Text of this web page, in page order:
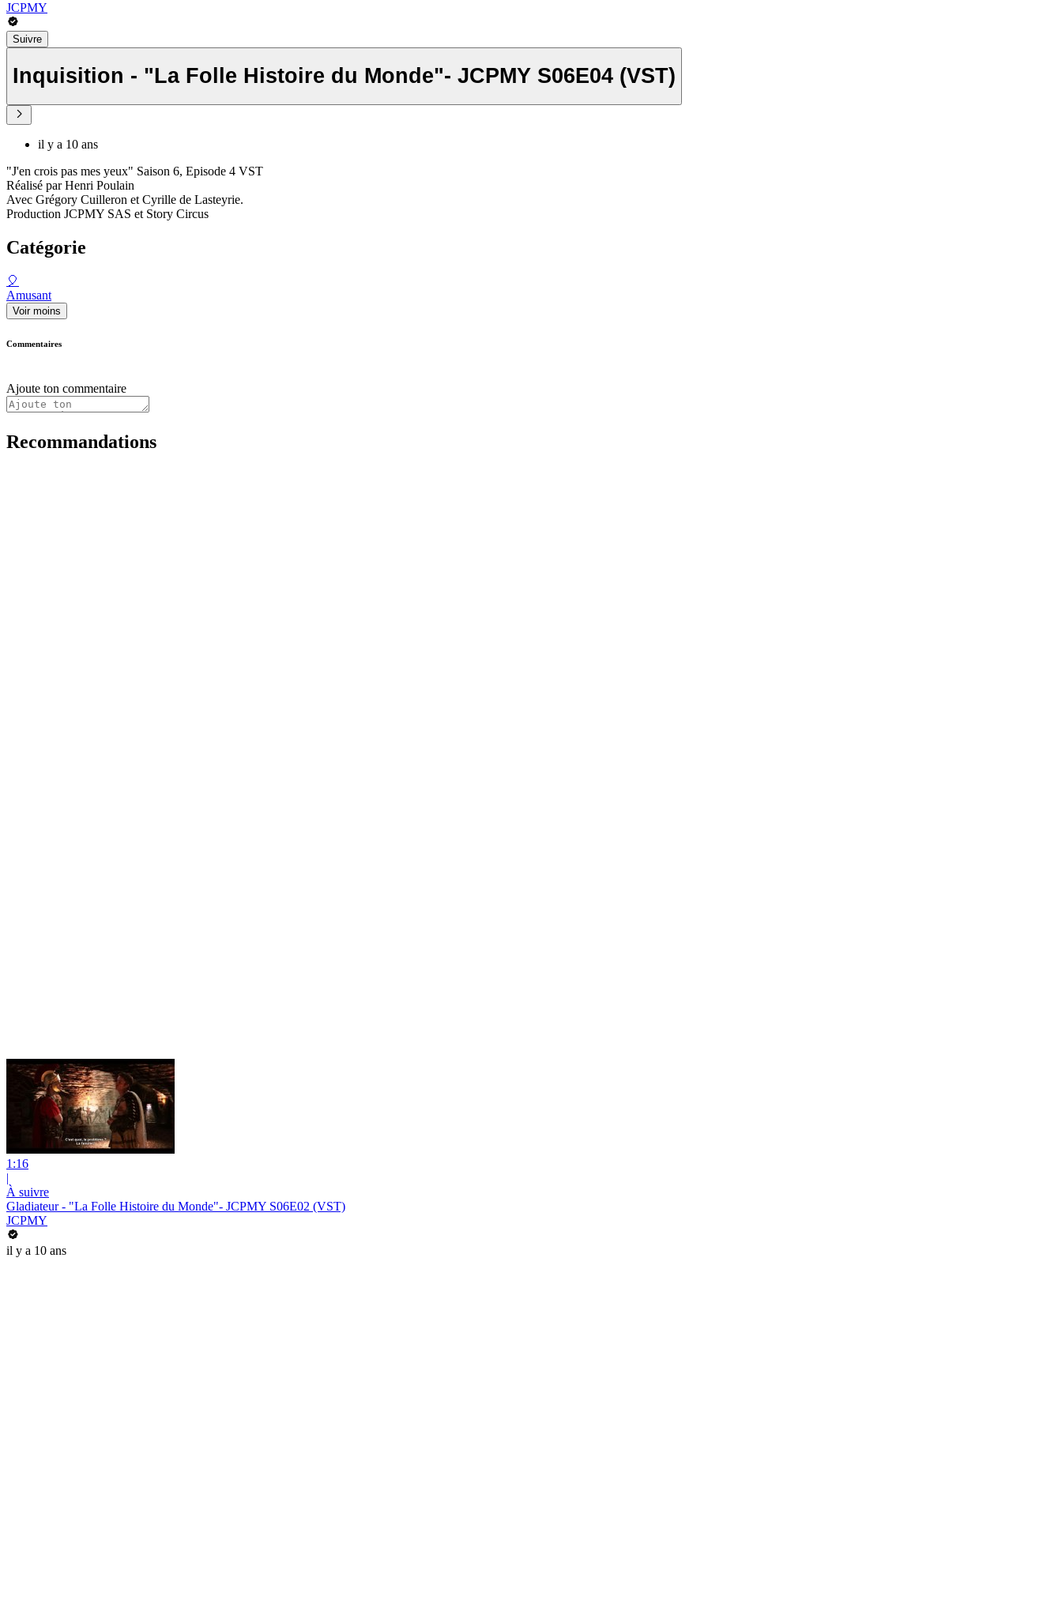
JCPMY
Suivre
Inquisition - "La Folle Histoire du Monde"- JCPMY S06E04 (VST)
il y a 10 ans
"J'en crois pas mes yeux" Saison 6, Episode 4 VST
Réalisé par Henri Poulain
Avec Grégory Cuilleron et Cyrille de Lasteyrie.
Production JCPMY SAS et Story Circus
Catégorie
🎈
Amusant
Voir moins
Commentaires
Ajoute ton commentaire
Recommandations
1:16
|
À suivre
Gladiateur - "La Folle Histoire du Monde"- JCPMY S06E02 (VST)
JCPMY
il y a 10 ans